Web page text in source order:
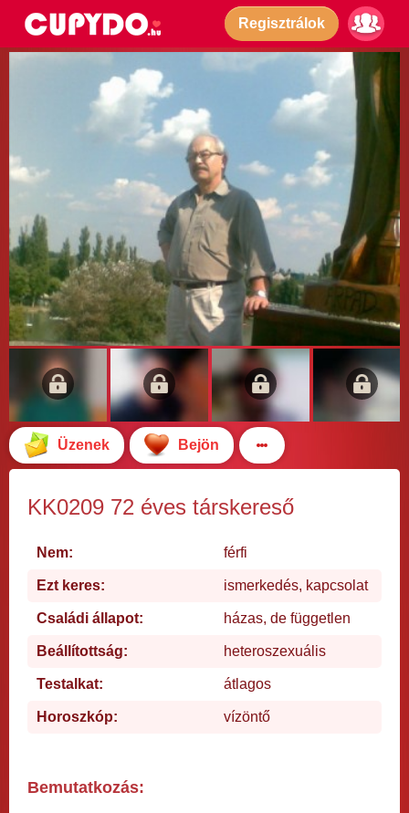
Regisztrálok
Üzenek Bejön
KK0209 72 éves társkereső
Nem: férfi
Ezt keres: ismerkedés, kapcsolat
Családi állapot: házas, de független
Beállítottság: heteroszexuális
Testalkat: átlagos
Horoszkóp: vízöntő
Bemutatkozás: